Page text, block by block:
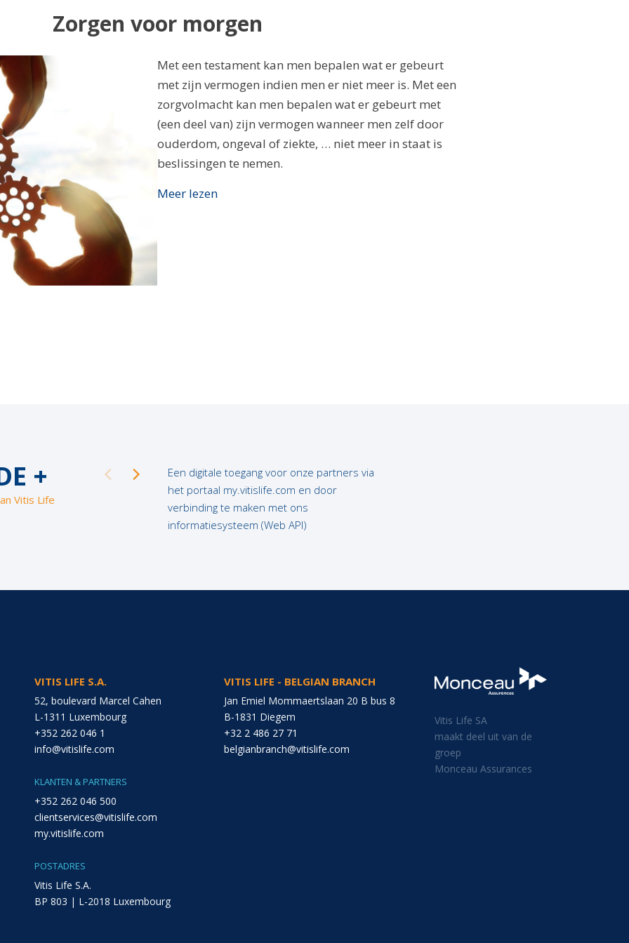
Zorgen voor morgen
Met een testament kan men bepalen wat er gebeurt
met zijn vermogen indien men er niet meer is. Met een
zorgvolmacht kan men bepalen wat er gebeurt met
(een deel van) zijn vermogen wanneer men zelf door
ouderdom, ongeval of ziekte, … niet meer in staat is
beslissingen te nemen.
Meer lezen
+
Vitis Life
Een digitale toegang voor onze partners via
het portaal my.vitislife.com en door
verbinding te maken met ons
informatiesysteem (Web API)
VITIS LIFE S.A.
52, boulevard Marcel Cahen
L-1311 Luxembourg
+352 262 046 1
info@vitislife.com
KLANTEN & PARTNERS
+352 262 046 500
clientservices@vitislife.com
my.vitislife.com
POSTADRES
Vitis Life S.A.
BP 803 | L-2018 Luxembourg
VITIS LIFE - BELGIAN BRANCH
Jan Emiel Mommaertslaan 20 B bus 8
B-1831 Diegem
+32 2 486 27 71
belgianbranch@vitislife.com
Vitis Life SA
maakt deel uit van de
groep
Monceau Assurances